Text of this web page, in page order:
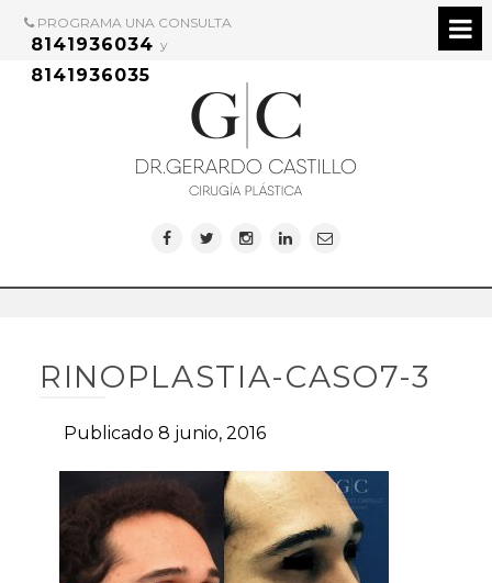
PROGRAMA UNA CONSULTA
8141936034 y
8141936035
RINOPLASTIA-CASO7-3
Publicado 8 junio, 2016